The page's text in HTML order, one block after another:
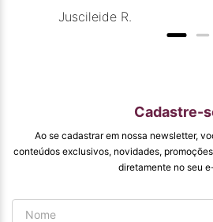
promocionais de
qualidade que vcs
entregam. Parabéns
#
Juscileide R.
Cadastre-
Ao se cadastrar em nossa newsletter,
conteúdos exclusivos, novidades,
diretamente no seu